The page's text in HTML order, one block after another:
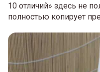
10 отличий» здесь не
полностью копирует